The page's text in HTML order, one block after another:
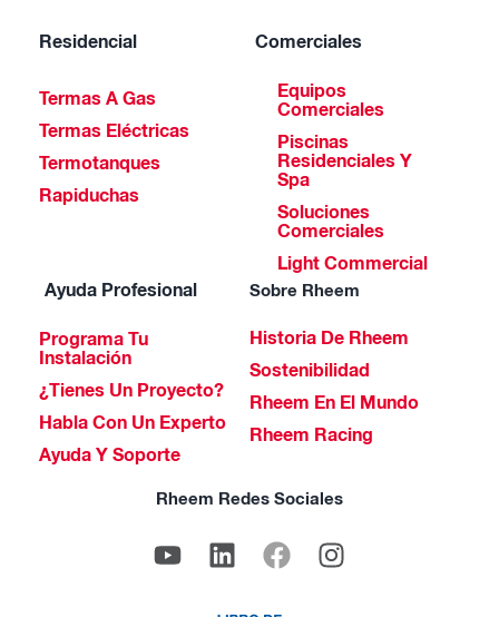
Residencial
Termas A Gas
Termas Eléctricas
Termotanques
Rapiduchas
Comerciales
Equipos
Comerciales
Piscinas
Residenciales Y
Spa
Soluciones
Comerciales
Light Commercial
Ayuda Profesional
Programa Tu
Instalación
¿Tienes Un Proyecto?
Habla Con Un Experto
Ayuda Y Soporte
Sobre Rheem
Historia De Rheem
Sostenibilidad
Rheem En El Mundo
Rheem Racing
Rheem Redes Sociales